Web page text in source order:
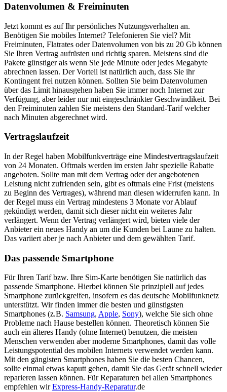
Datenvolumen & Freiminuten
Jetzt kommt es auf Ihr persönliches Nutzungsverhalten an.
Benötigen Sie mobiles Internet? Telefonieren Sie viel? Mit
Freiminuten, Flatrates oder Datenvolumen von bis zu 20 Gb können
Sie Ihren Vertrag aufrüsten und richtig sparen. Meistens sind die
Pakete günstiger als wenn Sie jede Minute oder jedes Megabyte
abrechnen lassen. Der Vorteil ist natürlich auch, dass Sie ihr
Kontingent frei nutzen können. Sollten Sie beim Datenvolumen
über das Limit hinausgehen haben Sie immer noch Internet zur
Verfügung, aber leider nur mit eingeschränkter Geschwindikeit. Bei
den Freiminuten zahlen Sie meistens den Standard-Tarif welcher
nach Minuten abgerechnet wird.
Vertragslaufzeit
In der Regel haben Mobilfunkverträge eine Mindestvertragslaufzeit
von 24 Monaten. Oftmals werden im ersten Jahr spezielle Rabatte
angeboten. Sollte man mit dem Vertrag oder der angebotenen
Leistung nicht zufrienden sein, gibt es oftmals eine Frist (meistens
zu Beginn des Vertrages), während man diesen widerrufen kann. In
der Regel muss ein Vertrag mindestens 3 Monate vor Ablauf
gekündigt werden, damit sich dieser nicht ein weiteres Jahr
verlängert. Wenn der Vertrag verlängert wird, bieten viele der
Anbieter ein neues Handy an um die Kunden bei Laune zu halten.
Das variiert aber je nach Anbieter und dem gewählten Tarif.
Das passende Smartphone
Für Ihren Tarif bzw. Ihre Sim-Karte benötigen Sie natürlich das
passende Smartphone. Hierbei können Sie prinzipiell auf jedes
Smartphone zurückgreifen, insofern es das deutsche Mobilfunknetz
unterstützt. Wir finden immer die besten und günstigsten
Smartphones (z.B. Samsung, Apple, Sony), welche Sie sich ohne
Probleme nach Hause bestellen können. Theoretisch können Sie
auch ein älteres Handy (ohne Internet) benutzen, die meisten
Menschen verwenden aber moderne Smartphones, damit das volle
Leistungspotential des mobilen Internets verwendet werden kann.
Mit den gängisten Smartphones haben Sie die besten Chancen,
sollte einmal etwas kaputt gehen, damit Sie das Gerät schnell wieder
reparieren lassen können. Für Reparaturen bei allen Smartphones
empfehlen wirExpress-Handy-Reparatur.de